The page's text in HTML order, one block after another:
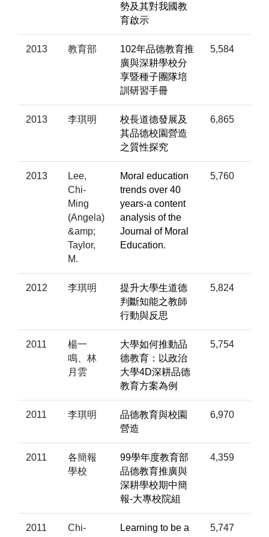
勢及其對我國教
育啟示
2013 教育部
102年品德教育推
廣與深耕學校分
享暨種子團隊培
訓研習手冊
5,584
2013 李琪明
校長道德發展及
其品德校園營造
之質性探究
6,865
2013
Lee,
Chi-
Ming
(Angela)
&amp;
Taylor,
M.
Moral education
trends over 40
years-a content
analysis of the
Journal of Moral
Education.
5,760
2012 李琪明
提升大學生道德
判斷知能之教師
行動與反思
5,824
2011
楊一
鳴、林
月雲
大學如何推動品
德教育：以政治
大學4D深耕品德
教育方案為例
5,754
2011 李琪明
品德教育與校園
營造
6,970
2011
各簡報
學校
99學年度教育部
品德教育推廣與
深耕學校期中簡
報-大專校院組
4,359
2011
Chi-
Learning to be a
5,747